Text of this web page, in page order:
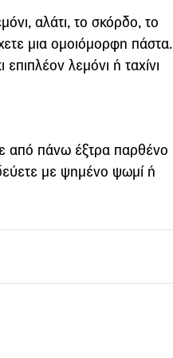
αλάτι, το σκόρδο, το
μια ομοιόμορφη πάστα.
λεμόνι ή ταχίνι
από πάνω έξτρα παρθένο
με ψημένο ψωμί ή